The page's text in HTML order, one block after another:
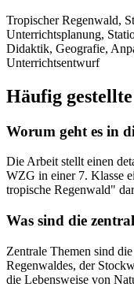
Tropischer Regenwald,
Unterrichtsplanung,
Didaktik, Geografie,
Unterrichtsentwurf
Häufig
Worum geht es in
Die Arbeit stellt einen
WZG in einer 7. Klasse
tropische Regenwald"
Was sind die
Zentrale Themen sind
Regenwaldes, der
die Lebensweise von